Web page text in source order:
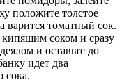
положите толстое
варится томатный сок.
соком и сразу
и оставьте до
идет два
сока.